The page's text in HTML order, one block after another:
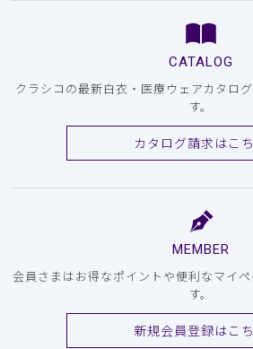
CATALOG
クラシコの最新白衣・医療ウェアカタロ
す。
カタログ請求はこ
MEMBER
会員さまはお得なポイントや便利なマイ
す。
新規会員登録はこ